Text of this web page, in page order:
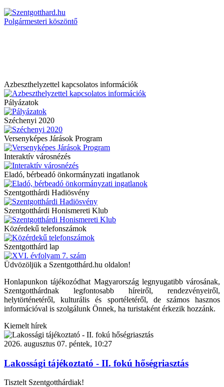
Polgármesteri köszöntő
Azbeszthelyzettel kapcsolatos információk
Pályázatok
Széchenyi 2020
Versenyképes Járások Program
Interaktív városnézés
Eladó, bérbeadó önkormányzati ingatlanok
Szentgotthárdi Hadiösvény
Szentgotthárdi Honismereti Klub
Közérdekű telefonszámok
Szentgotthárd lap
Üdvözöljük a Szentgotthárd.hu oldalon!
Honlapunkon tájékozódhat Magyarország legnyugatibb városának,
Szentgotthárdnak legfontosabb híreiről, rendezvényeiről,
helytörténetéről, kulturális és sportéletéről, de számos hasznos
információval is szolgálunk Önnek, ha turistaként érkezik hozzánk.
Kiemelt hírek
2026. augusztus 07. péntek, 10:27
Lakossági tájékoztató - II. fokú hőségriasztás
Tisztelt Szentgotthárdiak!